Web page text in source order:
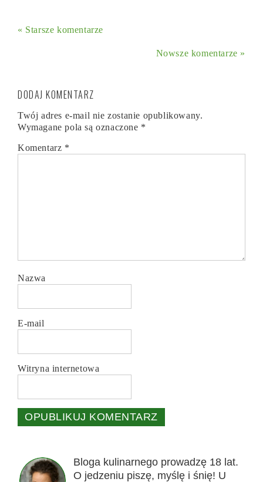
« Starsze komentarze
Nowsze komentarze »
DODAJ KOMENTARZ
Twój adres e-mail nie zostanie opublikowany.
Wymagane pola są oznaczone *
Komentarz *
Nazwa
E-mail
Witryna internetowa
Bloga kulinarnego prowadzę 18 lat.
O jedzeniu piszę, myślę i śnię! U